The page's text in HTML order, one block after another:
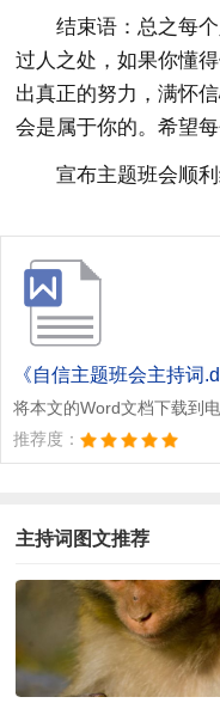
结束语：总之每
过人之处，如果你懂
出真正的努力，满怀
会是属于你的。希望
宣布主题班会顺利
《自信主题班会主持词
将本文的Word文档下载到
推荐度：
主持词图文推荐